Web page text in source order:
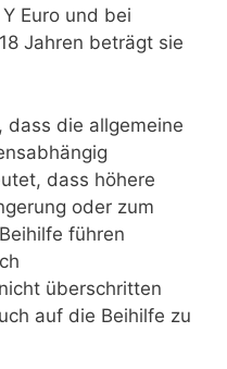
Euro und bei
Jahren beträgt sie
dass die allgemeine
dass höhere
oder zum
führen
überschritten
auf die Beihilfe zu